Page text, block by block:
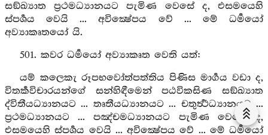
සඞ්ඛ්‍යාත ප්‍රථමධ්‍යානයට පැමිණ වෙසේ ද, එසමයෙහි
ස්පර්‍ශය වෙයි ... අවික්‍ෂේපය වේ ... මේ ධර්‍මයෝ
අව්‍යාකෘතයෝ යි.
501. කවර ධර්‍මයෝ අව්‍යාකෘත වෙති යත්:
යම් කලෙකැ රූපභවෝත්පත්තිය පිණිස මාර්‍ගය වඩා ද,
විතර්‍කවිචාරයන්ගේ සන්හිඳීමෙන් පඨවිකසිණ සඞ්ඛ්‍යාත
ද්විතීයධ්‍යානයට ... තෘතීයධ්‍යානයට ... චතුර්‍ත්‍ථධ්‍යානයට ...
ප්‍රථමධ්‍යානයට ... පඤ්චමධ්‍යානයට පැමිණ වෙසේ ද,
එසමයෙහි ස්පර්‍ශය වෙයි ... අවික්‍ෂේපය වේ ... මේ ධර්‍මයෝ